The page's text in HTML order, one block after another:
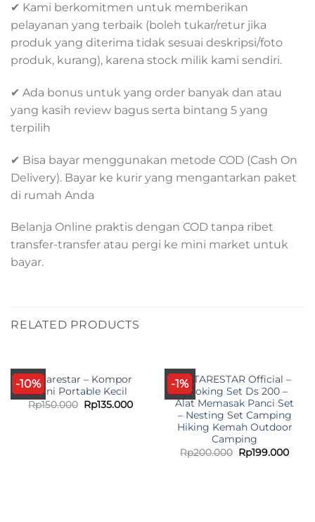
✔ Kami berkomitmen untuk memberikan
pelayanan yang terbaik (boleh tukar/retur jika
produk yang diterima tidak sesuai deskripsi/foto
produk, kurang), karena stock milik kami sendiri.
✔ Ada bonus untuk yang order banyak dan atau
yang kasih review bagus serta bintang 5 yang
terpilih
✔ Bisa bayar menggunakan metode COD (Cash On
Delivery). Bayar ke kurir yang mengantarkan paket
di rumah Anda
Belanja Online praktis dengan COD tanpa ribet
transfer-transfer atau pergi ke mini market untuk
bayar.
RELATED PRODUCTS
-10%Antarestar – Kompor
Mini Portable Kecil
Rp150.000 Original
price
Rp135.000Current
Rp135.000.
-1%
ANTARESTAR Official –
Cooking Set Ds 200 –
Alat Memasak Panci Set
– Nesting Set Camping
Hiking Kemah Outdoor
Camping
Rp200.000 Original
price
Rp199.000